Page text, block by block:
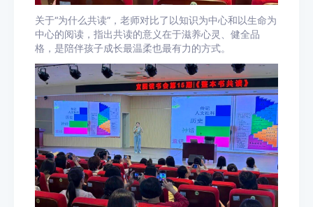
关于“为什么共读”，老师对比了以知识为中心和以生命为
中心的阅读，指出共读的意义在于滋养心灵、健全品
格，是陪伴孩子成长最温柔也最有力的方式。